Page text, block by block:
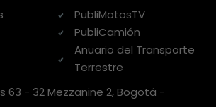
PubliMotosTV
PubliCamión
Anuario del Transporte
Terrestre
63 - 32 Mezzanine 2, Bogotá -